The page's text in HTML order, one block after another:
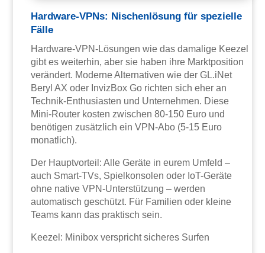
Hardware-VPNs: Nischenlösung für spezielle
Fälle
Hardware-VPN-Lösungen wie das damalige Keezel
gibt es weiterhin, aber sie haben ihre Marktposition
verändert. Moderne Alternativen wie der GL.iNet
Beryl AX oder InvizBox Go richten sich eher an
Technik-Enthusiasten und Unternehmen. Diese
Mini-Router kosten zwischen 80-150 Euro und
benötigen zusätzlich ein VPN-Abo (5-15 Euro
monatlich).
Der Hauptvorteil: Alle Geräte in eurem Umfeld –
auch Smart-TVs, Spielkonsolen oder IoT-Geräte
ohne native VPN-Unterstützung – werden
automatisch geschützt. Für Familien oder kleine
Teams kann das praktisch sein.
Keezel: Minibox verspricht sicheres Surfen